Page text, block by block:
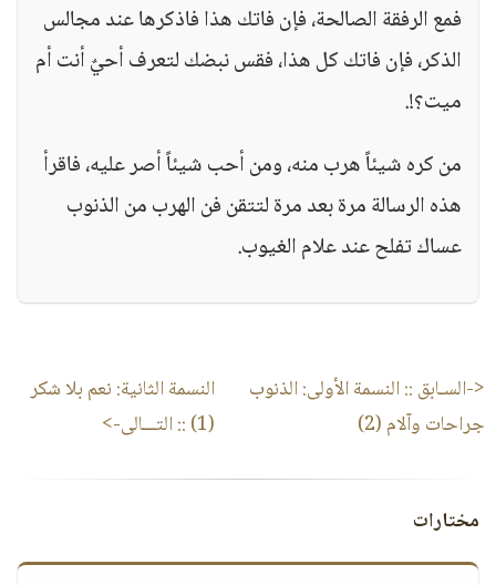
فمع الرفقة الصالحة، فإن فاتك هذا فاذكرها عند مجالس
الذكر، فإن فاتك كل هذا، فقس نبضك لتعرف أحيٌ أنت أم
ميت؟!.
من كره شيئاً هرب منه، ومن أحب شيئاً أصر عليه، فاقرأ
هذه الرسالة مرة بعد مرة لتتقن فن الهرب من الذنوب
عساك تفلح عند علام الغيوب.
<-السـابق ::النسمة الأولى: الذنوب
جراحات وآلام​ (2)
النسمة الثانية: نعم بلا شكر
(1)
:: التـــالى->
مختارات